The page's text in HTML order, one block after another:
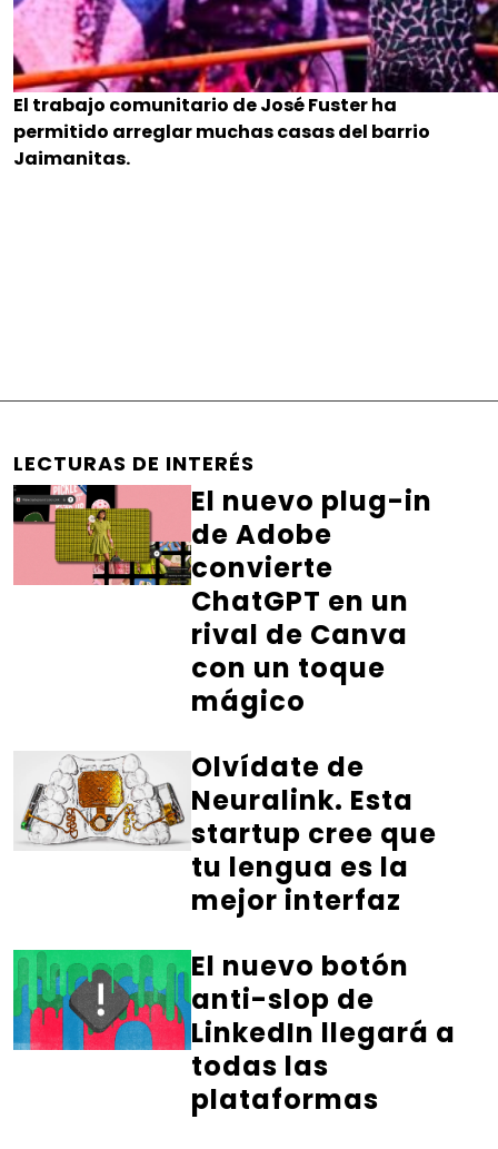
El trabajo comunitario de José Fuster ha
permitido arreglar muchas casas del barrio
Jaimanitas.
LECTURAS DE INTERÉS
El nuevo plug-in
de Adobe
convierte
ChatGPT en un
rival de Canva
con un toque
mágico
Olvídate de
Neuralink. Esta
startup cree que
tu lengua es la
mejor interfaz
El nuevo botón
anti-slop de
LinkedIn llegará a
todas las
plataformas